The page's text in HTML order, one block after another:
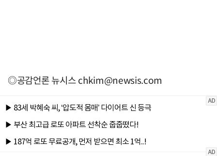
◎공감언론 뉴시스chkim@newsis.com